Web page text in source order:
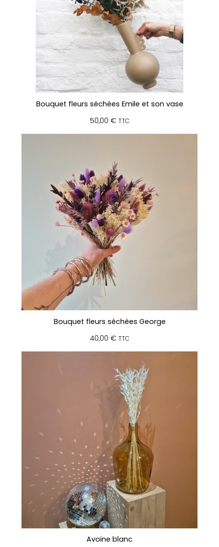
Bouquet fleurs séchées Emile et son vase
50,00 € TTC
Bouquet fleurs séchées George
40,00 € TTC
Avoine blanc